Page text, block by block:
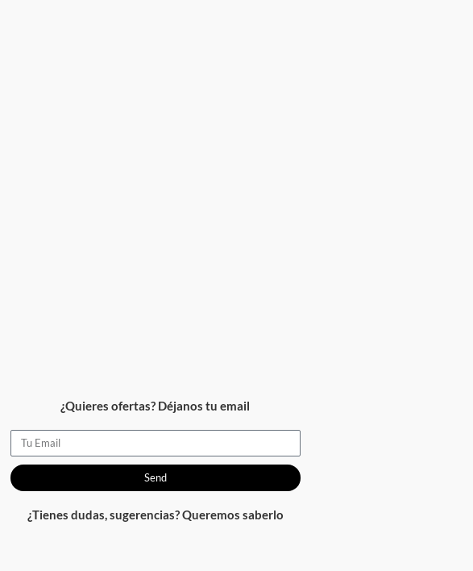
¿Quieres ofertas? Déjanos tu email
Email
Send
¿Tienes dudas, sugerencias? Queremos saberlo